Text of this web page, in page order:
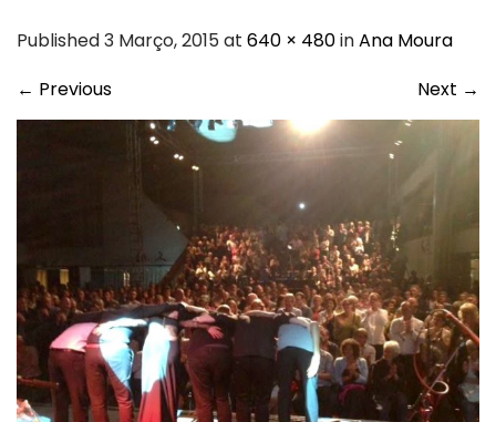
Published 3 Março, 2015 at 640 × 480inAna Moura
← Previous Next →